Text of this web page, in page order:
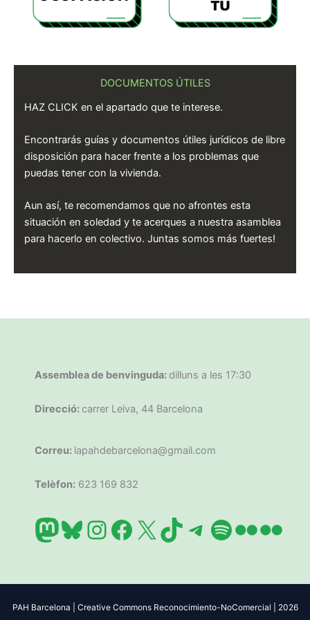
DOCUMENTOS ÚTILES
HAZ CLICK en el apartado que te interese.
Encontrarás guías y documentos útiles jurídicos de libre
disposición para hacer frente a los problemas que
puedas tener con la vivienda.
Aun así, te recomendamos que no afrontes esta
situación en soledad y te acerques a nuestra asamblea
para hacerlo en colectivo. Juntas somos más fuertes!
Assemblea de benvinguda: dilluns a les 17:30
Direcció: carrer Leiva, 44 Barcelona
Correu: lapahdebarcelona@gmail.com
Telèfon: 623 169 832
Mastodon
Bluesky
Instagram
Facebook
X TikTok
Telegram
Spotify
Flickr
PAH Barcelona | Creative Commons Reconocimiento-NoComercial | 2026